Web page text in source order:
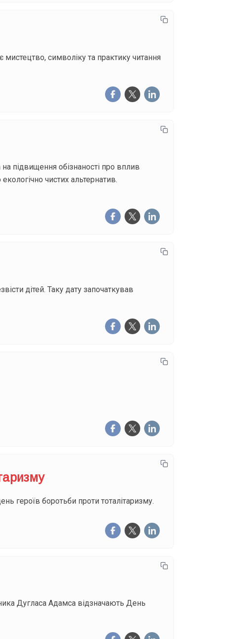
символіку та практику читання
підвищення обізнаності про вплив
чистих альтернатив.
дітей. Таку дату започаткував
героїв боротьби проти тоталітаризму.
Дугласа Адамса відзначають День